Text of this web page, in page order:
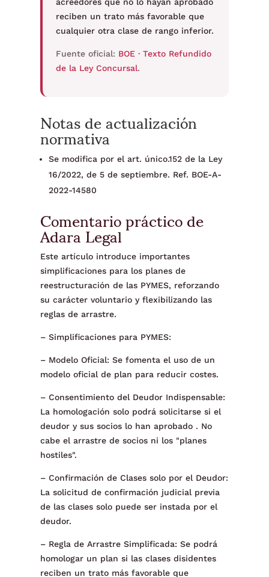
reciben un trato más favorable que
cualquier otra clase de rango inferior.
Fuente oficial: BOE · Texto Refundido
de la Ley Concursal.
Notas de actualización
normativa
Se modifica por el art. único.152 de la Ley
16/2022, de 5 de septiembre. Ref. BOE-A-
2022-14580
Comentario práctico de
Adara Legal
Este artículo introduce importantes
simplificaciones para los planes de
reestructuración de las PYMES, reforzando
su carácter voluntario y flexibilizando las
reglas de arrastre.
– Simplificaciones para PYMES:
– Modelo Oficial: Se fomenta el uso de un
modelo oficial de plan para reducir costes.
– Consentimiento del Deudor Indispensable:
La homologación solo podrá solicitarse si el
deudor y sus socios lo han aprobado . No
cabe el arrastre de socios ni los "planes
hostiles".
– Confirmación de Clases solo por el Deudor:
La solicitud de confirmación judicial previa
de las clases solo puede ser instada por el
deudor.
– Regla de Arrastre Simplificada: Se podrá
homologar un plan si las clases disidentes
reciben un trato más favorable que